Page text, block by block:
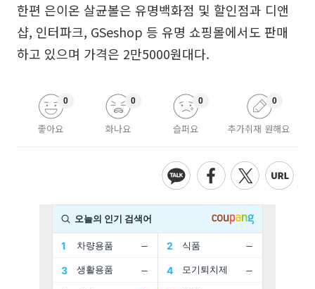
한편 은이온 살균볼은 유명백화점 및 할인점과 디앤
샵, 인터파크, GSeshop 등 유명 쇼핑몰에서도 판매
하고 있으며 가격은 2만5000원대다.
좋아요
0
화나요
0
슬퍼요
0
추가취재 원해요
0